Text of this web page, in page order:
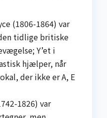
(1806-1864) var
tidlige britiske
Y’et i
hjælper, når
der ikke er A, E
1826) var